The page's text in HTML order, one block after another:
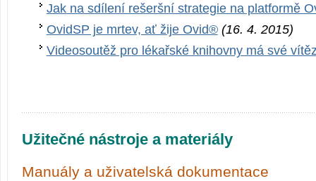
Jak na sdílení rešeršní strategie na platformě
OvidSP je mrtev, ať žije Ovid® (16. 4. 2015)
Videosoutěž pro lékařské knihovny má své
Užitečné nástroje a materiály
Manuály a uživatelská dokumentace